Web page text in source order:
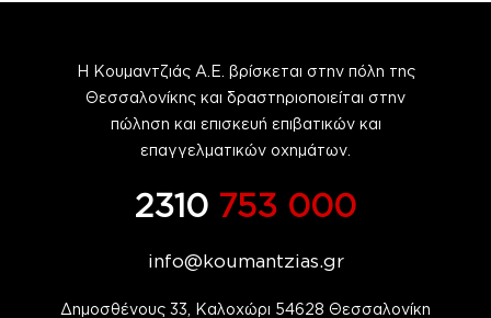
Η Κουμαντζιάς Α.Ε. βρίσκεται στην πόλη της
Θεσσαλονίκης και δραστηριοποιείται στην
πώληση και επισκευή επιβατικών και
επαγγελματικών οχημάτων.
2310 753 000
info@koumantzias.gr
Δημοσθένους 33, Καλοχώρι 54628 Θεσσαλονίκη